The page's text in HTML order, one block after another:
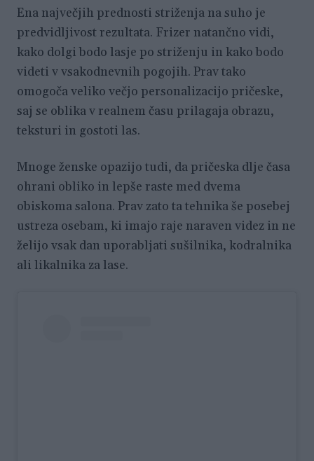
Ena največjih prednosti striženja na suho je
predvidljivost rezultata. Frizer natančno vidi,
kako dolgi bodo lasje po striženju in kako bodo
videti v vsakodnevnih pogojih. Prav tako
omogoča veliko večjo personalizacijo pričeske,
saj se oblika v realnem času prilagaja obrazu,
teksturi in gostoti las.
Mnoge ženske opazijo tudi, da pričeska dlje časa
ohrani obliko in lepše raste med dvema
obiskoma salona. Prav zato ta tehnika še posebej
ustreza osebam, ki imajo raje naraven videz in ne
želijo vsak dan uporabljati sušilnika, kodralnika
ali likalnika za lase.